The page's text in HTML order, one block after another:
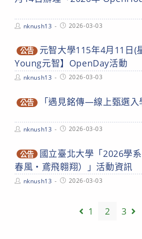
Postnknush13
Post2026-03-03
公告
元智大學115年4月11日(
Young元智】OpenDay活動
Postnknush13
Post2026-03-03
公告
「遇見銘傳—線上甄選
Postnknush13
Post2026-03-03
公告
國立臺北大學「2026學
春風・鳶飛翱翔）」活動資訊
Postnknush13
Post2026-03-03
Go to the
1 2 3